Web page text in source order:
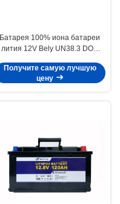
Батарея 100% иона батареи
лития 12V Bely UN38.3 DOD
Получите самую лучшую
цену